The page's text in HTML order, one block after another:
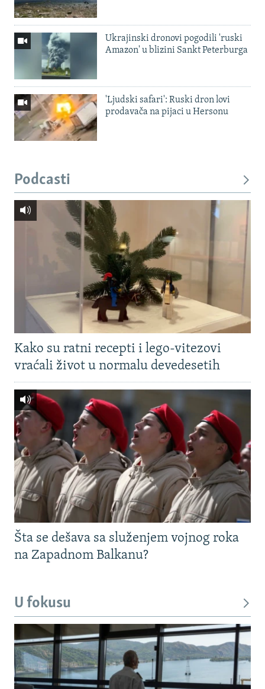
Ukrajinski dronovi pogodili 'ruski
Amazon' u blizini Sankt Peterburga
'Ljudski safari': Ruski dron lovi
prodavača na pijaci u Hersonu
Podcasti
Kako su ratni recepti i lego-vitezovi
vraćali život u normalu devedesetih
Šta se dešava sa služenjem vojnog roka
na Zapadnom Balkanu?
U fokusu